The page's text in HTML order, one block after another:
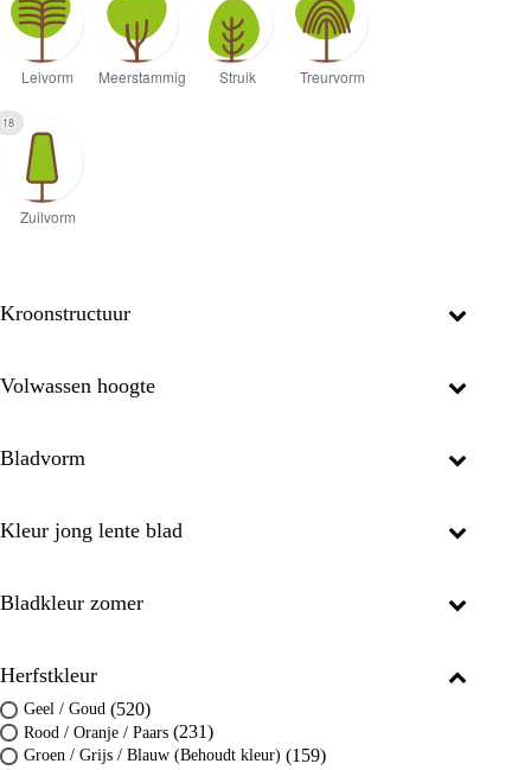
18
Kroonstructuur
Volwassen hoogte
Bladvorm
Kleur jong lente blad
Bladkleur zomer
Herfstkleur
Geel / Goud (520)
Rood / Oranje / Paars (231)
Groen / Grijs / Blauw (Behoudt kleur) (159)